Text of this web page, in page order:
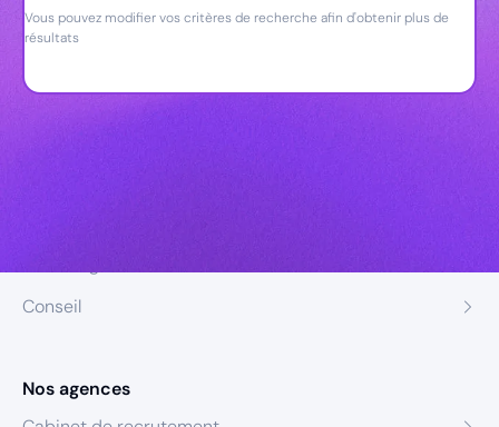
Vous pouvez modifier vos critères de recherche afin d'obtenir plus de
résultats
Conseil
Nos agences